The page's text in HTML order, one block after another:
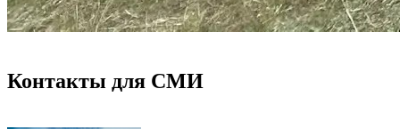
Контакты для СМИ